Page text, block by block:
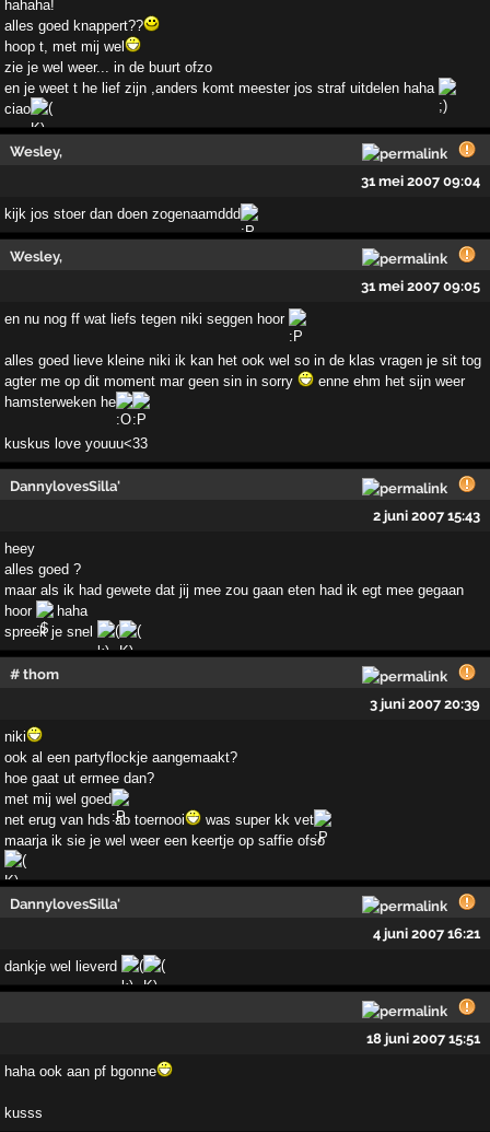
hahaha!
alles goed knappert??
hoop t, met mij wel
zie je wel weer... in de buurt ofzo
en je weet t he lief zijn ,anders komt meester jos straf uitdelen haha
ciao
Wesley,
31 mei 2007 09:04
kijk jos stoer dan doen zogenaamddd
Wesley,
31 mei 2007 09:05
en nu nog ff wat liefs tegen niki seggen hoor
alles goed lieve kleine niki ik kan het ook wel so in de klas vragen je sit tog
agter me op dit moment mar geen sin in sorry
enne ehm het sijn weer
hamsterweken he
kuskus love youuu<33
DannylovesSilla'
2 juni 2007 15:43
heey
alles goed ?
maar als ik had gewete dat jij mee zou gaan eten had ik egt mee gegaan
hoor
haha
spreek je snel
# thom
3 juni 2007 20:39
niki
ook al een partyflockje aangemaakt?
hoe gaat ut ermee dan?
met mij wel goed
net erug van hds ab toernooi
was super kk vet
maarja ik sie je wel weer een keertje op saffie ofso
DannylovesSilla'
4 juni 2007 16:21
dankje wel lieverd
18 juni 2007 15:51
haha ook aan pf bgonne
kusss